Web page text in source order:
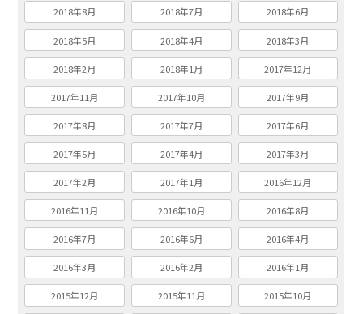
2018年8月 2018年7月 2018年6月
2018年5月 2018年4月 2018年3月
2018年2月 2018年1月 2017年12月
2017年11月 2017年10月 2017年9月
2017年8月 2017年7月 2017年6月
2017年5月 2017年4月 2017年3月
2017年2月 2017年1月 2016年12月
2016年11月 2016年10月 2016年8月
2016年7月 2016年6月 2016年4月
2016年3月 2016年2月 2016年1月
2015年12月 2015年11月 2015年10月